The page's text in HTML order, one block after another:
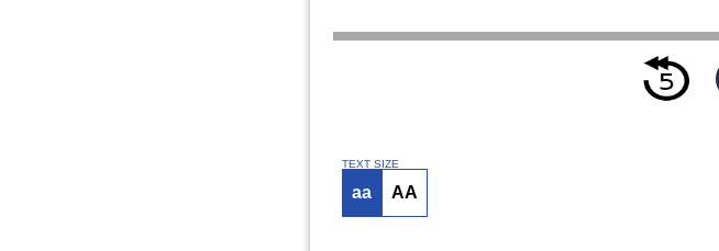
TEXT SIZE
aa AA